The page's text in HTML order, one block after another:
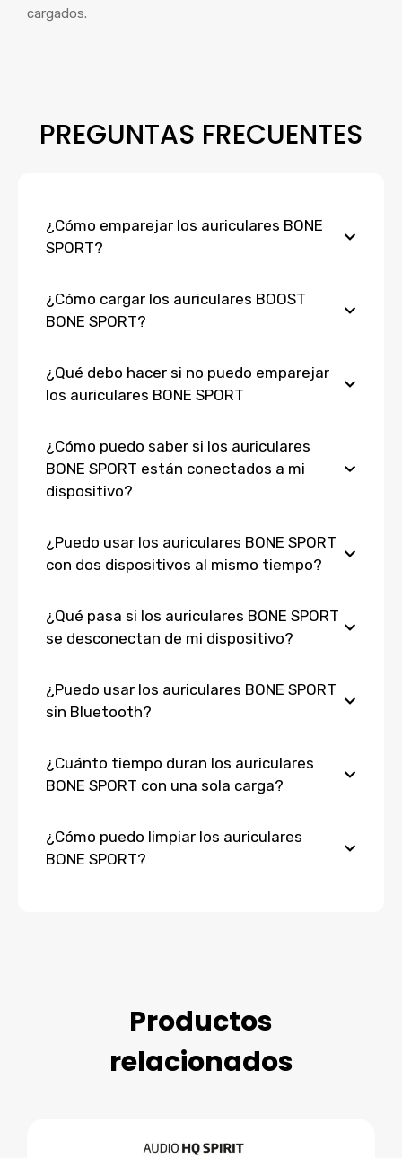
cargados.
PREGUNTAS FRECUENTES
¿Cómo emparejar los auriculares BONE
SPORT?
¿Cómo cargar los auriculares BOOST
BONE SPORT?
¿Qué debo hacer si no puedo emparejar
los auriculares BONE SPORT
¿Cómo puedo saber si los auriculares
BONE SPORT están conectados a mi
dispositivo?
¿Puedo usar los auriculares BONE SPORT
con dos dispositivos al mismo tiempo?
¿Qué pasa si los auriculares BONE SPORT
se desconectan de mi dispositivo?
¿Puedo usar los auriculares BONE SPORT
sin Bluetooth?
¿Cuánto tiempo duran los auriculares
BONE SPORT con una sola carga?
¿Cómo puedo limpiar los auriculares
BONE SPORT?
Productos
relacionados